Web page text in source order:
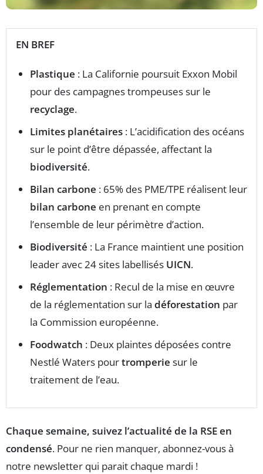
EN BREF
Plastique : La Californie poursuit Exxon Mobil
pour des campagnes trompeuses sur le
recyclage.
Limites planétaires : L’acidification des océans
sur le point d’être dépassée, affectant la
biodiversité.
Bilan carbone : 65% des PME/TPE réalisent leur
bilan carbone en prenant en compte
l’ensemble de leur périmètre d’action.
Biodiversité : La France maintient une position
leader avec 24 sites labellisés UICN.
Réglementation : Recul de la mise en œuvre
de la réglementation sur la déforestation par
la Commission européenne.
Foodwatch : Deux plaintes déposées contre
Nestlé Waters pourtromperie sur le
traitement de l’eau.
Chaque semaine, suivez l’actualité de la RSE en
condensé. Pour ne rien manquer, abonnez-vous à
notre newsletter qui parait chaque mardi !